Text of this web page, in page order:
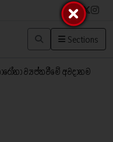
Sections
ව්‍යප්තවීමේ අවදානම